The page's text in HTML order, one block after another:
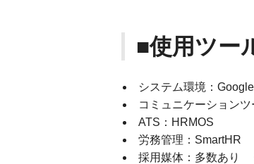
■使用ツー
システム環境：
コミュニケーション
ATS：HRMOS
労務管理：SmartHR
採用媒体：多数あり